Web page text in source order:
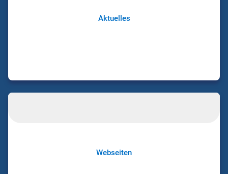
Aktuelles
Webseiten